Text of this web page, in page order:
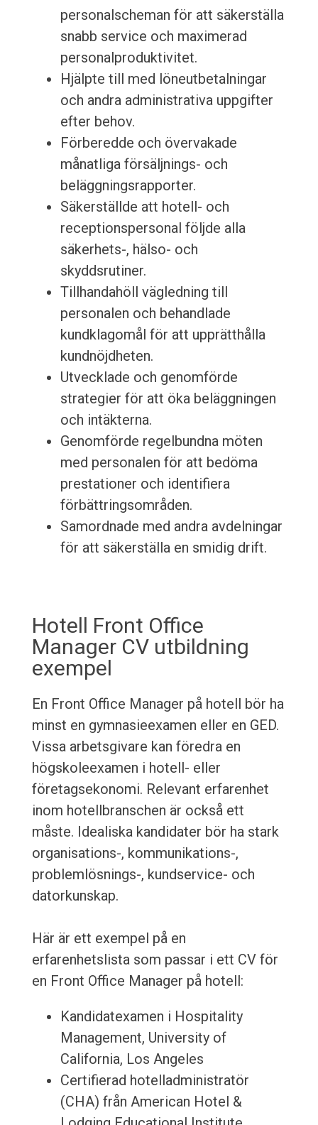
personalscheman för att säkerställa
snabb service och maximerad
personalproduktivitet.
Hjälpte till med löneutbetalningar
och andra administrativa uppgifter
efter behov.
Förberedde och övervakade
månatliga försäljnings- och
beläggningsrapporter.
Säkerställde att hotell- och
receptionspersonal följde alla
säkerhets-, hälso- och
skyddsrutiner.
Tillhandahöll vägledning till
personalen och behandlade
kundklagomål för att upprätthålla
kundnöjdheten.
Utvecklade och genomförde
strategier för att öka beläggningen
och intäkterna.
Genomförde regelbundna möten
med personalen för att bedöma
prestationer och identifiera
förbättringsområden.
Samordnade med andra avdelningar
för att säkerställa en smidig drift.
Hotell Front Office
Manager CV utbildning
exempel
En Front Office Manager på hotell bör ha
minst en gymnasieexamen eller en GED.
Vissa arbetsgivare kan föredra en
högskoleexamen i hotell- eller
företagsekonomi. Relevant erfarenhet
inom hotellbranschen är också ett
måste. Idealiska kandidater bör ha stark
organisations-, kommunikations-,
problemlösnings-, kundservice- och
datorkunskap.
Här är ett exempel på en
erfarenhetslista som passar i ett CV för
en Front Office Manager på hotell:
Kandidatexamen i Hospitality
Management, University of
California, Los Angeles
Certifierad hotelladministratör
(CHA) från American Hotel &